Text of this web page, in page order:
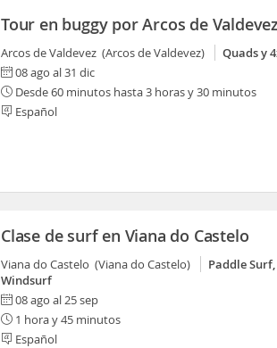
Tour en buggy por Arcos de Valdevez
Arcos de Valdevez (Arcos de Valdevez)
Quads y
08 ago al 31 dic
Desde 60 minutos hasta 3 horas y 30 minutos
Español
Clase de surf en Viana do Castelo
Viana do Castelo (Viana do Castelo)
Paddle
Windsurf
08 ago al 25 sep
1 hora y 45 minutos
Español